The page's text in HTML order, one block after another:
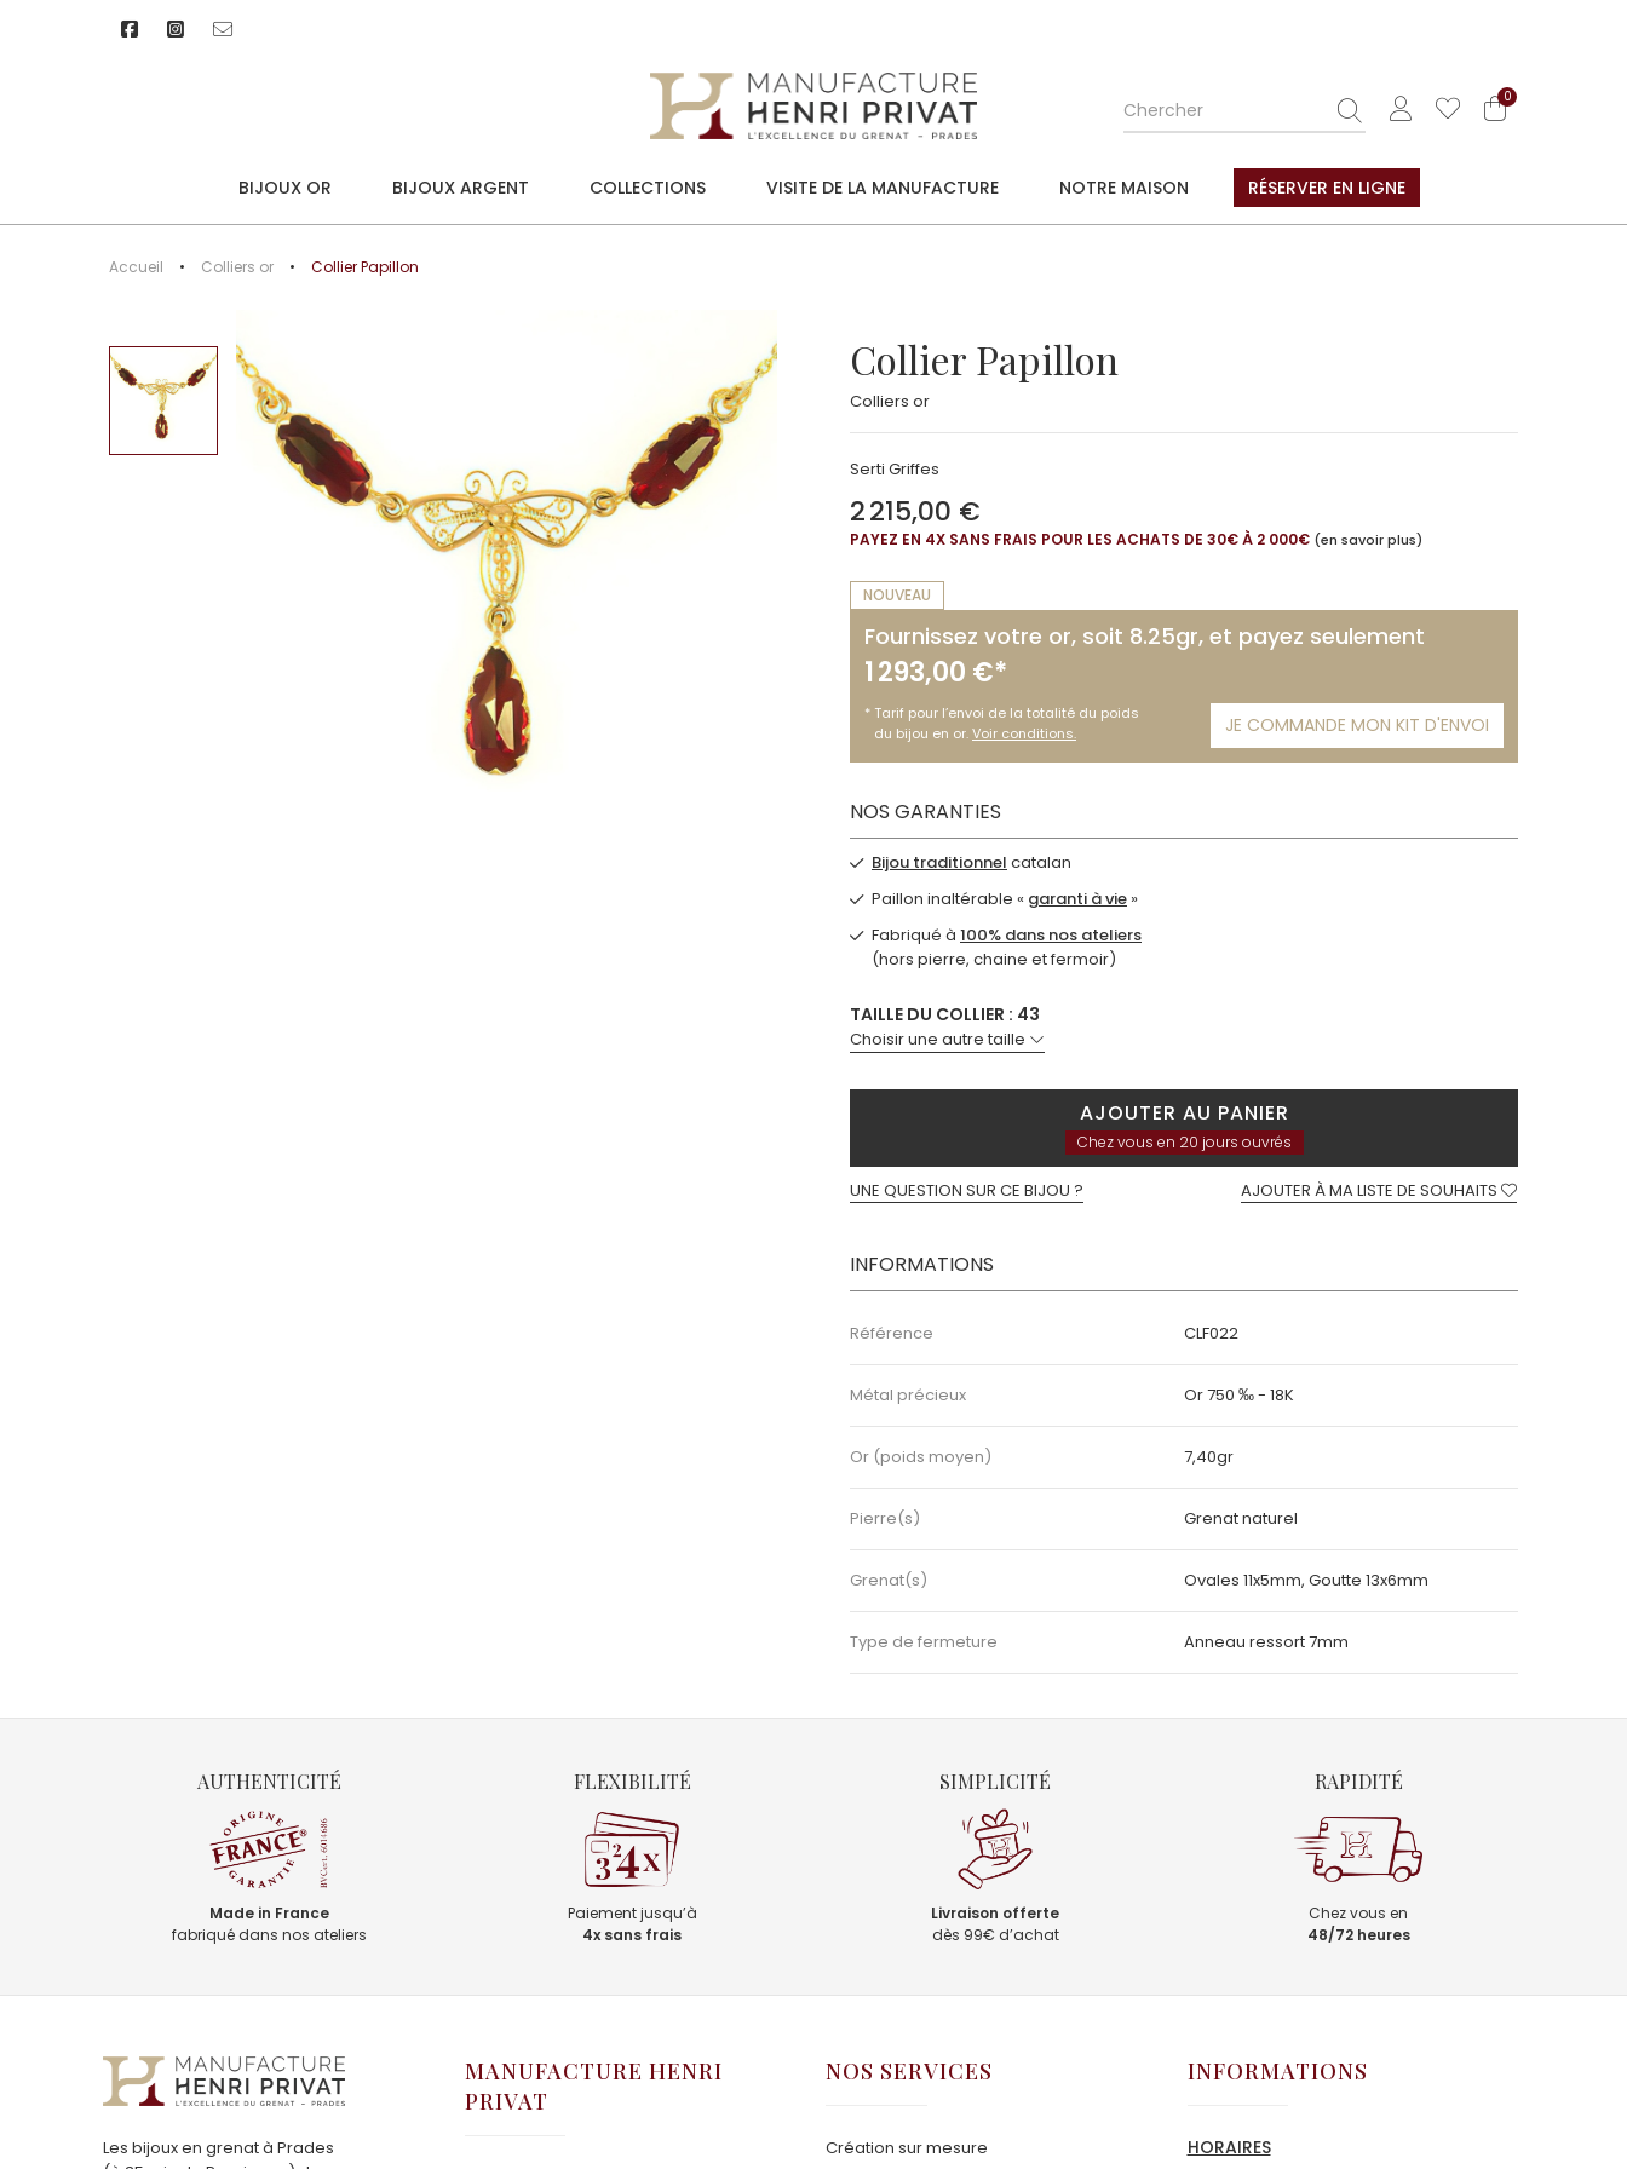
0
BIJOUX OR BIJOUX ARGENT COLLECTIONS VISITE DE LA MANUFACTURE NOTRE MAISON RÉSERVER EN LIGNE
Accueil Colliers or Collier Papillon
Collier Papillon
Colliers or
Serti Griffes
2 215,00 €
PAYEZ EN 4X SANS FRAIS POUR LES ACHATS DE 30€ À 2 000€ (en savoir plus)
NOUVEAU
Fournissez votre or, soit 8.25gr, et payez seulement
1 293,00 €*
Tarif pour l’envoi de la totalité du poids
du bijou en or.Voir conditions. JE COMMANDE MON KIT D'ENVOI
NOS GARANTIES
Bijou traditionnel catalan
Paillon inaltérable « garanti à vie »
Fabriqué à 100% dans nos ateliers
(hors pierre, chaine et fermoir)
TAILLE DU COLLIER : 43
Choisir une autre taille
AJOUTER AU PANIER
Chez vous en 20 jours ouvrés
UNE QUESTION SUR CE BIJOU ? AJOUTER À MA LISTE DE SOUHAITS
INFORMATIONS
Référence CLF022
Métal précieux Or 750 ‰ - 18K
Or (poids moyen) 7,40gr
Pierre(s) Grenat naturel
Grenat(s) Ovales 11x5mm, Goutte 13x6mm
Type de fermeture Anneau ressort 7mm
AUTHENTICITÉ
Made in France
fabriqué dans nos ateliers
FLEXIBILITÉ
Paiement jusqu’à
4x sans frais
SIMPLICITÉ
Livraison offerte
dès 99€ d’achat
RAPIDITÉ
Chez vous en
48/72 heures
Les bijoux en grenat à Prades
MANUFACTURE HENRI
PRIVAT
NOS SERVICES
Création sur mesure
INFORMATIONS
HORAIRES